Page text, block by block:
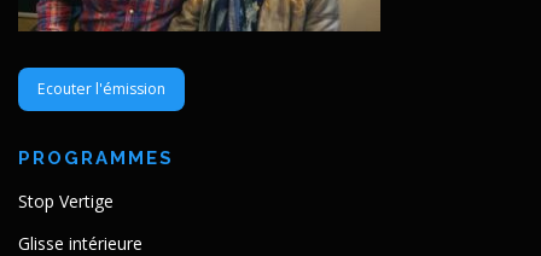
Ecouter l'émission
PROGRAMMES
Stop Vertige
Glisse intérieure